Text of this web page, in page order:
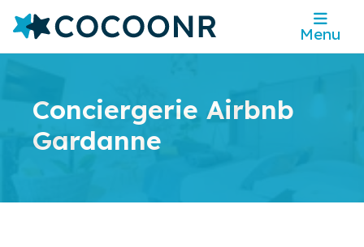
Menu
Conciergerie Airbnb
Gardanne